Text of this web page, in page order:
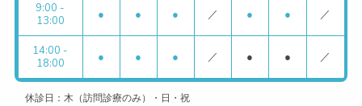
9:00 -
13:00
● ● ● ／ ● ● ／
14:00 -
18:00
● ● ● ／ ● ● ／
休診日：木（訪問診療のみ）・日・祝